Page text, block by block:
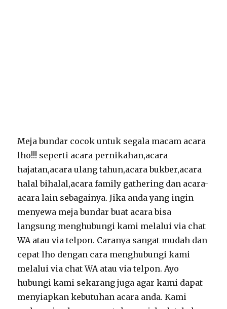
Meja bundar cocok untuk segala macam acara
lho!!! seperti acara pernikahan,acara
hajatan,acara ulang tahun,acara bukber,acara
halal bihalal,acara family gathering dan acara-
acara lain sebagainya. Jika anda yang ingin
menyewa meja bundar buat acara bisa
langsung menghubungi kami melalui via chat
WA atau via telpon. Caranya sangat mudah dan
cepat lho dengan cara menghubungi kami
melalui via chat WA atau via telpon. Ayo
hubungi kami sekarang juga agar kami dapat
menyiapkan kebutuhan acara anda. Kami